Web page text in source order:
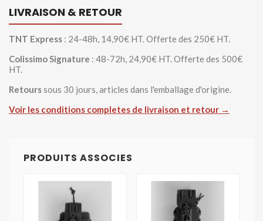
LIVRAISON & RETOUR
TNT Express : 24-48h, 14,90€ HT. Offerte des 250€ HT.
Colissimo Signature : 48-72h, 24,90€ HT. Offerte des 500€
HT.
Retourssous 30 jours, articles dans l'emballage d'origine.
Voir les conditions completes de livraison et retour →
PRODUITS ASSOCIES